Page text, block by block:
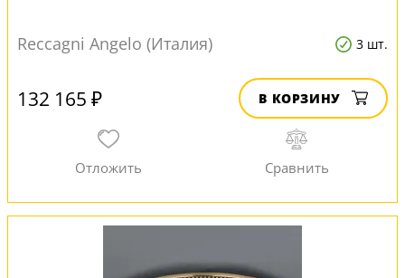
Reccagni Angelo (Италия) 3 шт.
132 165 ₽ В КОРЗИНУ